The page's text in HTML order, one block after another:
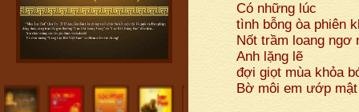
Có những lúc
tình bỗng òa phiên
Nốt trầm loang ngơ
Anh lặng lẽ
đợi giọt mùa khỏa
Bờ môi em ướp